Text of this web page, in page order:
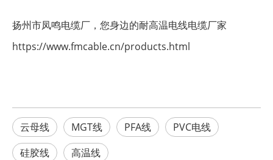
扬州市凤鸣电缆厂，您身边的耐高温电线电缆厂家
https://www.fmcable.cn/products.html
云母线 MGT线 PFA线
PVC电线
硅胶线
高温线